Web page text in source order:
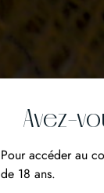
Avez-
Pour accéder au
de 18 ans.